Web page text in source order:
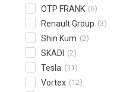
OTP FRANK (6)
Renault Group (3)
Shin Kum (2)
SKADI (2)
Tesla (11)
Vortex (12)